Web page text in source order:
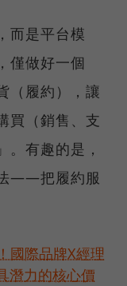
而是平台模
僅做好一個
（履約），讓
買（銷售、支
有趣的是，
——把履約服
國際品牌X經理
潛力的核心價